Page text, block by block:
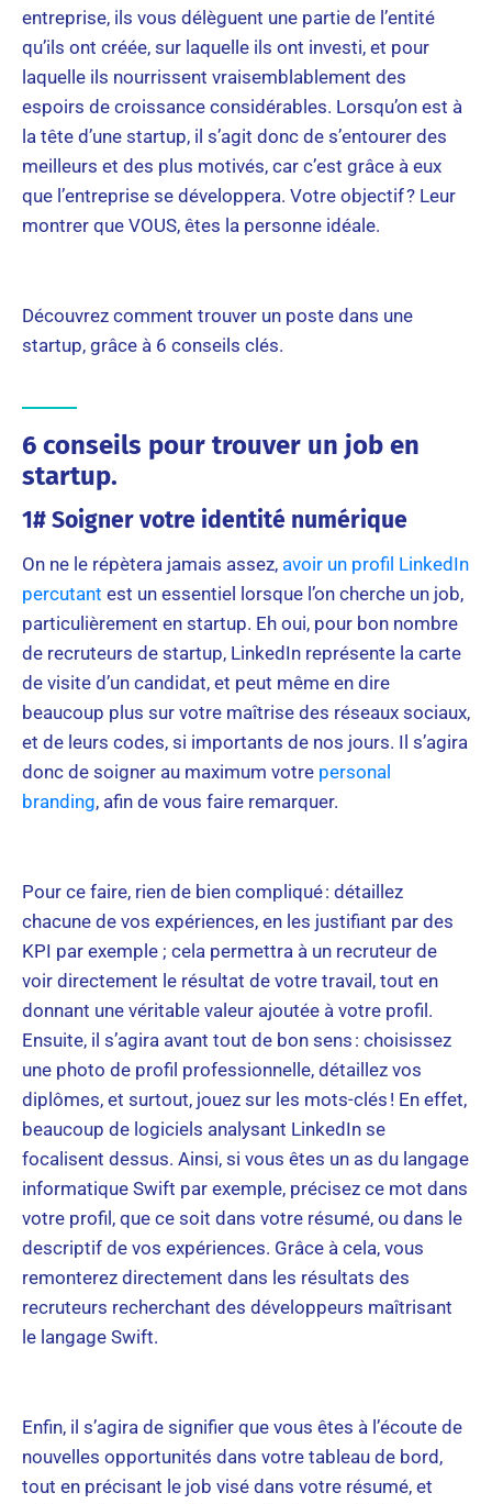
entreprise, ils vous délèguent une partie de l’entité
qu’ils ont créée, sur laquelle ils ont investi, et pour
laquelle ils nourrissent vraisemblablement des
espoirs de croissance considérables. Lorsqu’on est à
la tête d’une startup, il s’agit donc de s’entourer des
meilleurs et des plus motivés, car c’est grâce à eux
que l’entreprise se développera. Votre objectif ? Leur
montrer que VOUS, êtes la personne idéale.
Découvrez comment trouver un poste dans une
startup, grâce à 6 conseils clés.
6 conseils pour trouver un job en
startup.
1# Soigner votre identité numérique
On ne le répètera jamais assez, avoir un profil LinkedIn
percutant est un essentiel lorsque l’on cherche un job,
particulièrement en startup. Eh oui, pour bon nombre
de recruteurs de startup, LinkedIn représente la carte
de visite d’un candidat, et peut même en dire
beaucoup plus sur votre maîtrise des réseaux sociaux,
et de leurs codes, si importants de nos jours. Il s’agira
donc de soigner au maximum votre personal
branding, afin de vous faire remarquer.
Pour ce faire, rien de bien compliqué : détaillez
chacune de vos expériences, en les justifiant par des
KPI par exemple ; cela permettra à un recruteur de
voir directement le résultat de votre travail, tout en
donnant une véritable valeur ajoutée à votre profil.
Ensuite, il s’agira avant tout de bon sens : choisissez
une photo de profil professionnelle, détaillez vos
diplômes, et surtout, jouez sur les mots-clés ! En effet,
beaucoup de logiciels analysant LinkedIn se
focalisent dessus. Ainsi, si vous êtes un as du langage
informatique Swift par exemple, précisez ce mot dans
votre profil, que ce soit dans votre résumé, ou dans le
descriptif de vos expériences. Grâce à cela, vous
remonterez directement dans les résultats des
recruteurs recherchant des développeurs maîtrisant
le langage Swift.
Enfin, il s’agira de signifier que vous êtes à l’écoute de
nouvelles opportunités dans votre tableau de bord,
tout en précisant le job visé dans votre résumé, et